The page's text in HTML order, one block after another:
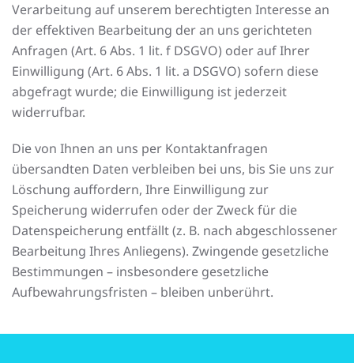
Verarbeitung auf unserem berechtigten Interesse an
der effektiven Bearbeitung der an uns gerichteten
Anfragen (Art. 6 Abs. 1 lit. f DSGVO) oder auf Ihrer
Einwilligung (Art. 6 Abs. 1 lit. a DSGVO) sofern diese
abgefragt wurde; die Einwilligung ist jederzeit
widerrufbar.
Die von Ihnen an uns per Kontaktanfragen
übersandten Daten verbleiben bei uns, bis Sie uns zur
Löschung auffordern, Ihre Einwilligung zur
Speicherung widerrufen oder der Zweck für die
Datenspeicherung entfällt (z. B. nach abgeschlossener
Bearbeitung Ihres Anliegens). Zwingende gesetzliche
Bestimmungen – insbesondere gesetzliche
Aufbewahrungsfristen – bleiben unberührt.